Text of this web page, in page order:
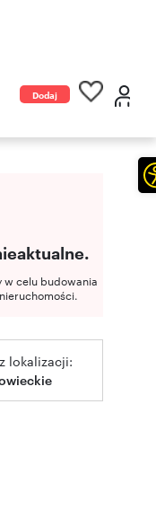
Dodaj
w celu budowania
lokalizacji: